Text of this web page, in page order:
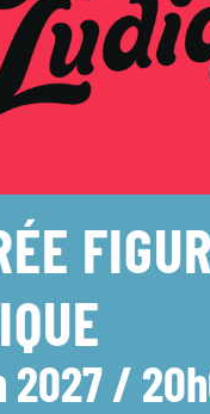
2027 /